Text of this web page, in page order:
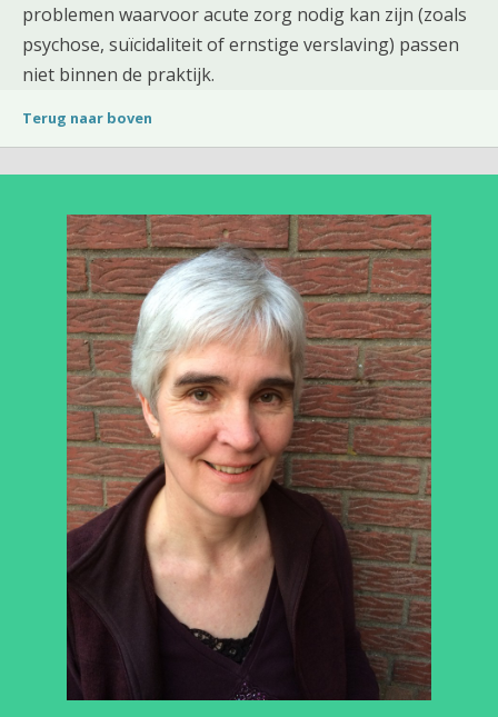
problemen waarvoor acute zorg nodig kan zijn (zoals
psychose, suïcidaliteit of ernstige verslaving) passen
niet binnen de praktijk.
Terug naar boven